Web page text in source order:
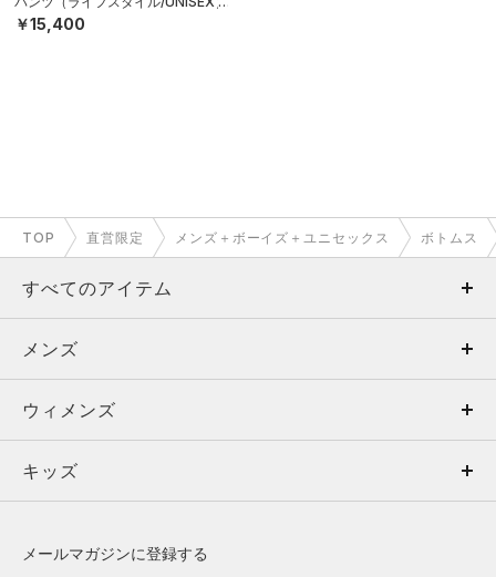
￥15,400
TOP 直営限定 メンズ＋ボーイズ＋ユニセックス ボトムス
すべてのアイテム
メンズ
ウィメンズ
キッズ
メンズ
トップス
ボトムス
ウィメンズ
トップス
キッズ
メールマガジンに登録する